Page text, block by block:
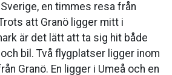
en timmes resa från
att Granö ligger mitt i
är det lätt att ta sig hit både
bil. Två flygplatser ligger inom
Granö. En ligger i Umeå och en